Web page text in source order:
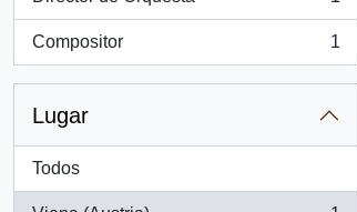
, 1 resultados
Compositor
, 1 resultados
1
Lugar
Todos